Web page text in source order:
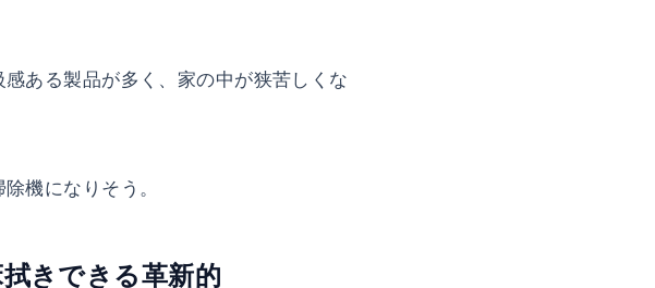
ある製品が多く、家の中が狭苦しくな
機になりそう。
きできる革新的